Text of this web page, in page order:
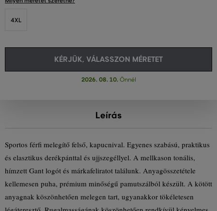
4XL
KÉRJÜK, VÁLASSZON MÉRETET
2026. 08. 10.Önnél
Leírás
Sportos férfi melegítő felső, kapucnival. Egyenes szabású, praktikus
és elasztikus derékpánttal és ujjszegéllyel. A mellkason tonális,
hímzett Gant logót és márkafeliratot találunk. Anyagösszetétele
kellemesen puha, prémium minőségű pamutszálból készült. A kötött
anyagnak köszönhetően melegen tart, ugyanakkor tökéletesen